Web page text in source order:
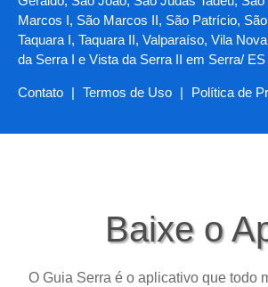
Marcos I, São Marcos II, São Patrício,
Taquara I, Taquara II, Valparaíso, Vila
da Serra I e Vista da Serra II em Serra/ ES
Contato | Termos de Uso | Política de
Baixe o
O Guia Serra é o aplicativo que todo